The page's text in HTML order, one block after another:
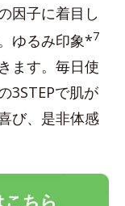
因子に着目し
ゆるみ印象*7
ます。毎日使
3STEPで肌が
び、是非体感